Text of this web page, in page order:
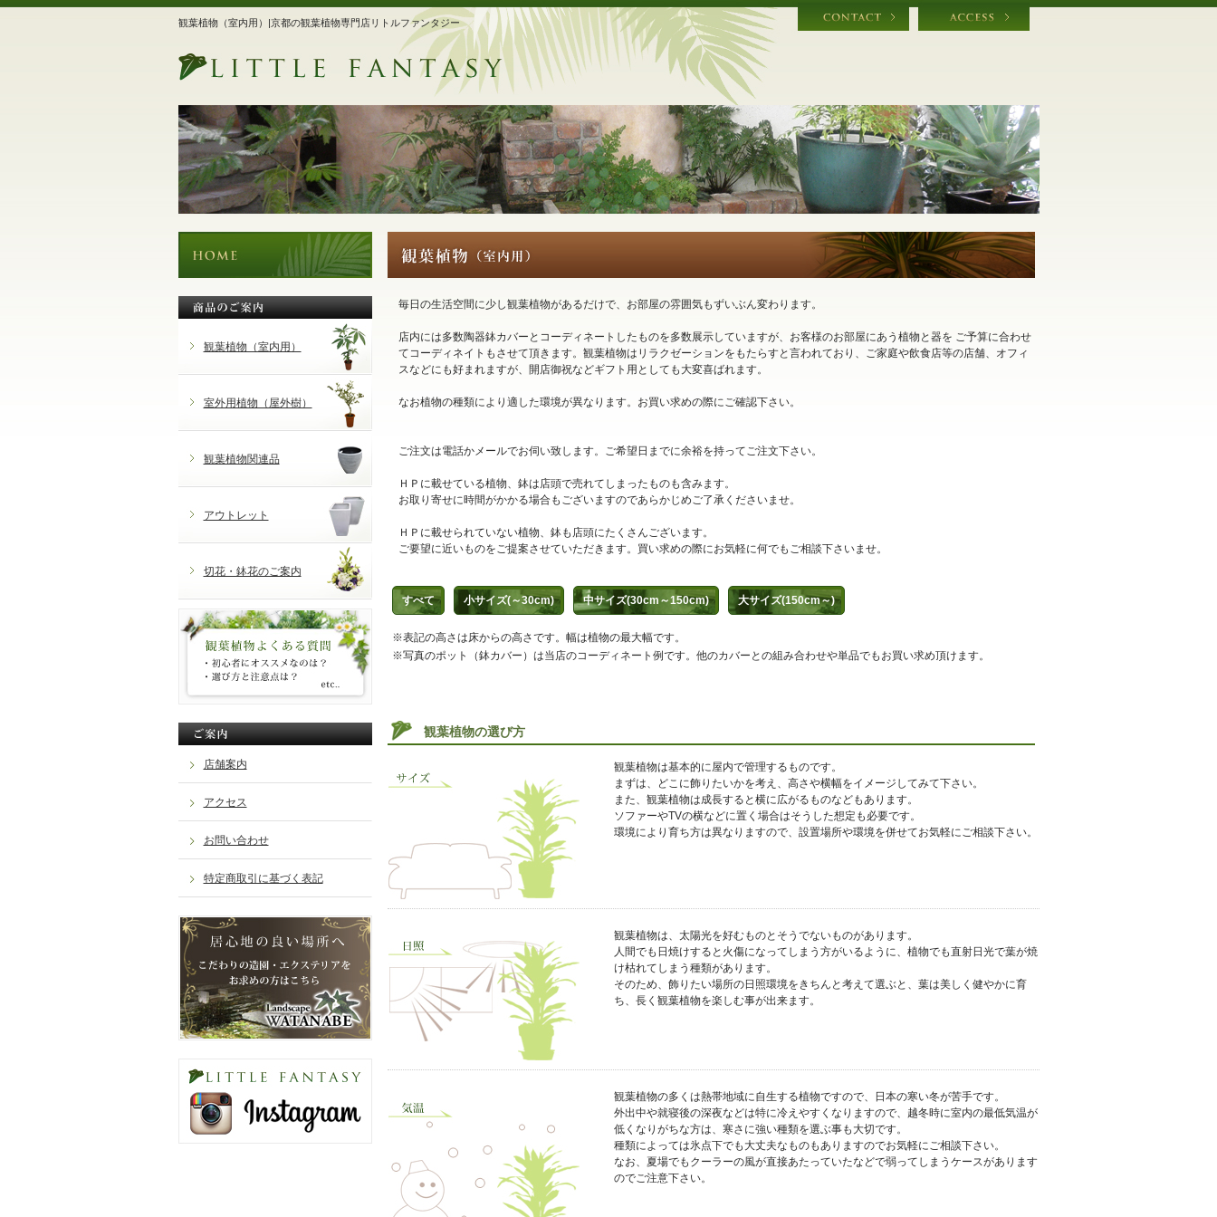
観葉植物（室内用）|京都の観葉植物専門店リトルファンタジー
観葉植物（室内用）
室外用植物（屋外樹）
観葉植物関連品
アウトレット
切花・鉢花のご案内
店舗案内
アクセス
お問い合わせ
特定商取引に基づく表記
毎日の生活空間に少し観葉植物があるだけで、お部屋の雰囲気もずいぶん変わります。
店内には多数陶器鉢カバーとコーディネートしたものを多数展示していますが、お客様のお部屋にあう植物と器を ご予算に合わせ
てコーディネイトもさせて頂きます。観葉植物はリラクゼーションをもたらすと言われており、ご家庭や飲食店等の店舗、オフィ
スなどにも好まれますが、開店御祝などギフト用としても大変喜ばれます。
なお植物の種類により適した環境が異なります。お買い求めの際にご確認下さい。
ご注文は電話かメールでお伺い致します。ご希望日までに余裕を持ってご注文下さい。
ＨＰに載せている植物、鉢は店頭で売れてしまったものも含みます。
お取り寄せに時間がかかる場合もございますのであらかじめご了承くださいませ。
ＨＰに載せられていない植物、鉢も店頭にたくさんございます。
ご要望に近いものをご提案させていただきます。買い求めの際にお気軽に何でもご相談下さいませ。
すべて 小サイズ(～30cm) 中サイズ(30cm～150cm) 大サイズ(150cm～)
※表記の高さは床からの高さです。幅は植物の最大幅です。
※写真のポット（鉢カバー）は当店のコーディネート例です。他のカバーとの組み合わせや単品でもお買い求め頂けます。
観葉植物の選び方
観葉植物は基本的に屋内で管理するものです。
まずは、どこに飾りたいかを考え、高さや横幅をイメージしてみて下さい。
また、観葉植物は成長すると横に広がるものなどもあります。
ソファーやTVの横などに置く場合はそうした想定も必要です。
環境により育ち方は異なりますので、設置場所や環境を併せてお気軽にご相談下さい。
観葉植物は、太陽光を好むものとそうでないものがあります。
人間でも日焼けすると火傷になってしまう方がいるように、植物でも直射日光で葉が焼
け枯れてしまう種類があります。
そのため、飾りたい場所の日照環境をきちんと考えて選ぶと、葉は美しく健やかに育
ち、長く観葉植物を楽しむ事が出来ます。
観葉植物の多くは熱帯地域に自生する植物ですので、日本の寒い冬が苦手です。
外出中や就寝後の深夜などは特に冷えやすくなりますので、越冬時に室内の最低気温が
低くなりがちな方は、寒さに強い種類を選ぶ事も大切です。
種類によっては氷点下でも大丈夫なものもありますのでお気軽にご相談下さい。
なお、夏場でもクーラーの風が直接あたっていたなどで弱ってしまうケースがあります
のでご注意下さい。